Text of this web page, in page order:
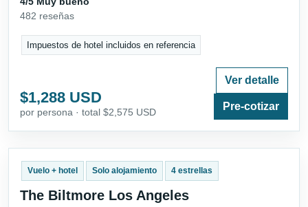
482 reseñas
Impuestos de hotel incluidos en referencia
$1,288 USD
por persona · total $2,575 USD
Ver detalle
Pre-cotizar
Vuelo + hotel Solo alojamiento 4 estrellas
The Biltmore Los Angeles